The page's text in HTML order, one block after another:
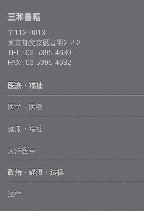
三和書籍
〒112-0013
東京都文京区音羽2-2-2
TEL : 03-5395-4630
FAX : 03-5395-4632
医療・福祉
医学・医療
健康・福祉
東洋医学
政治・経済・法律
法律